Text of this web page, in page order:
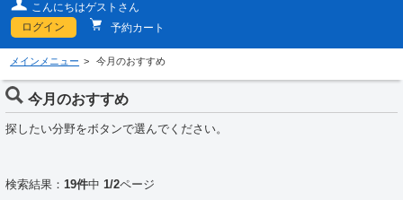
こんにちはゲストさん
ログイン
予約カート
メインメニュー 今月のおすすめ
今月のおすすめ
探したい分野をボタンで選んでください。
検索結果： 19件中 1/2ページ